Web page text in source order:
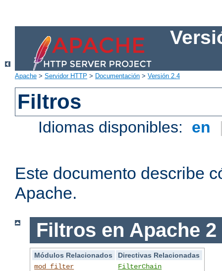
Apache > Servidor HTTP > Documentación > Versión 2.4
Filtros
Idiomas disponibles: en
Este documento describe
Apache.
Filtros en Apache 2
Módulos Relacionados
Directivas Relacionadas
mod_filter
FilterChain